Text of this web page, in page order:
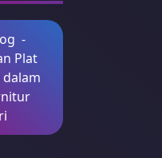
-
Plat
dalam